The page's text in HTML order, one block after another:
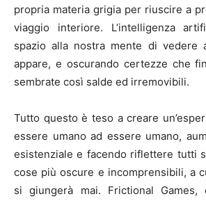
propria materia grigia per riuscire a
viaggio interiore. L’intelligenza
spazio alla nostra mente di vedere
appare, e oscurando certezze che
sembrate così salde ed irremovibili.
Tutto questo è teso a creare
essere umano ad essere umano,
esistenziale e facendo riflettere tutti
cose più oscure e incomprensibili, a
si giungerà mai. Frictional Games,